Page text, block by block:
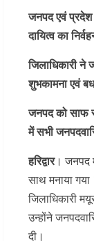
जनपद एवं प्रदेश
दायित्व का
जिलाधिकारी ने
शुभकामना एवं
जनपद को साफ
में सभी
हरिद्वार। जनपद
साथ मनाया
जिलाधिकारी
उन्होंने
दी।